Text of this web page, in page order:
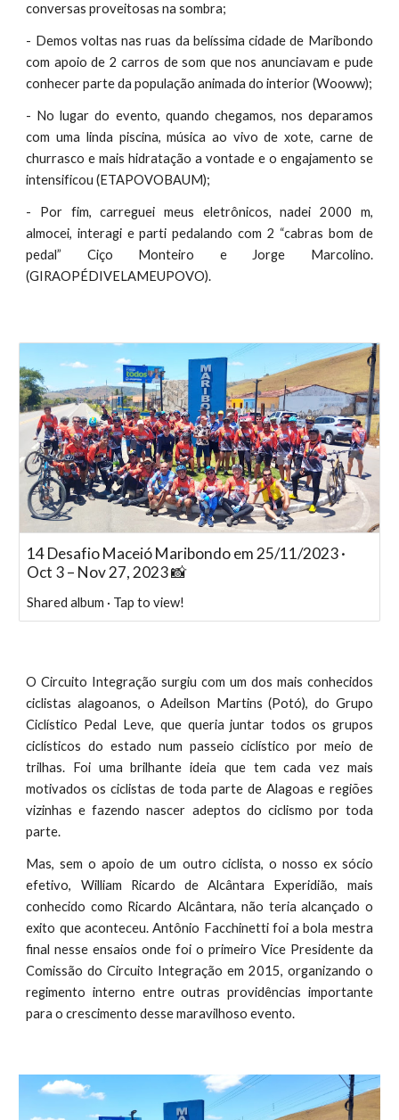
conversas proveitosas na sombra;
- Demos voltas nas ruas da belíssima cidade de Maribondo
com apoio de 2 carros de som que nos anunciavam e pude
conhecer parte da população animada do interior (Wooww);
- No lugar do evento, quando chegamos, nos deparamos
com uma linda piscina, música ao vivo de xote, carne de
churrasco e mais hidratação a vontade e o engajamento se
intensificou (ETAPOVOBAUM);
- Por fim, carreguei meus eletrônicos, nadei 2000 m,
almocei, interagi e parti pedalando com 2 “cabras bom de
pedal” Ciço Monteiro e Jorge Marcolino.
(GIRAOPÉDIVELAMEUPOVO).
14 Desafio Maceió Maribondo em 25/11/2023 ·
Oct 3 – Nov 27, 2023 📸
Shared album · Tap to view!
O Circuito Integração surgiu com um dos mais conhecidos
ciclistas alagoanos, o Adeilson Martins (Potó), do Grupo
Ciclístico Pedal Leve, que queria juntar todos os grupos
ciclísticos do estado num passeio ciclístico por meio de
trilhas. Foi uma brilhante ideia que tem cada vez mais
motivados os ciclistas de toda parte de Alagoas e regiões
vizinhas e fazendo nascer adeptos do ciclismo por toda
parte.
Mas, sem o apoio de um outro ciclista, o nosso ex sócio
efetivo, ‭William Ricardo de Alcântara Experidião‬, mais
conhecido como Ricardo Alcântara, não teria alcançado o
exito que aconteceu. Antônio Facchinetti foi a bola mestra
final nesse ensaios onde foi o primeiro Vice Presidente da
Comissão do Circuito Integração em 2015, organizando o
regimento interno entre outras providências importante
para o crescimento desse maravilhoso evento.